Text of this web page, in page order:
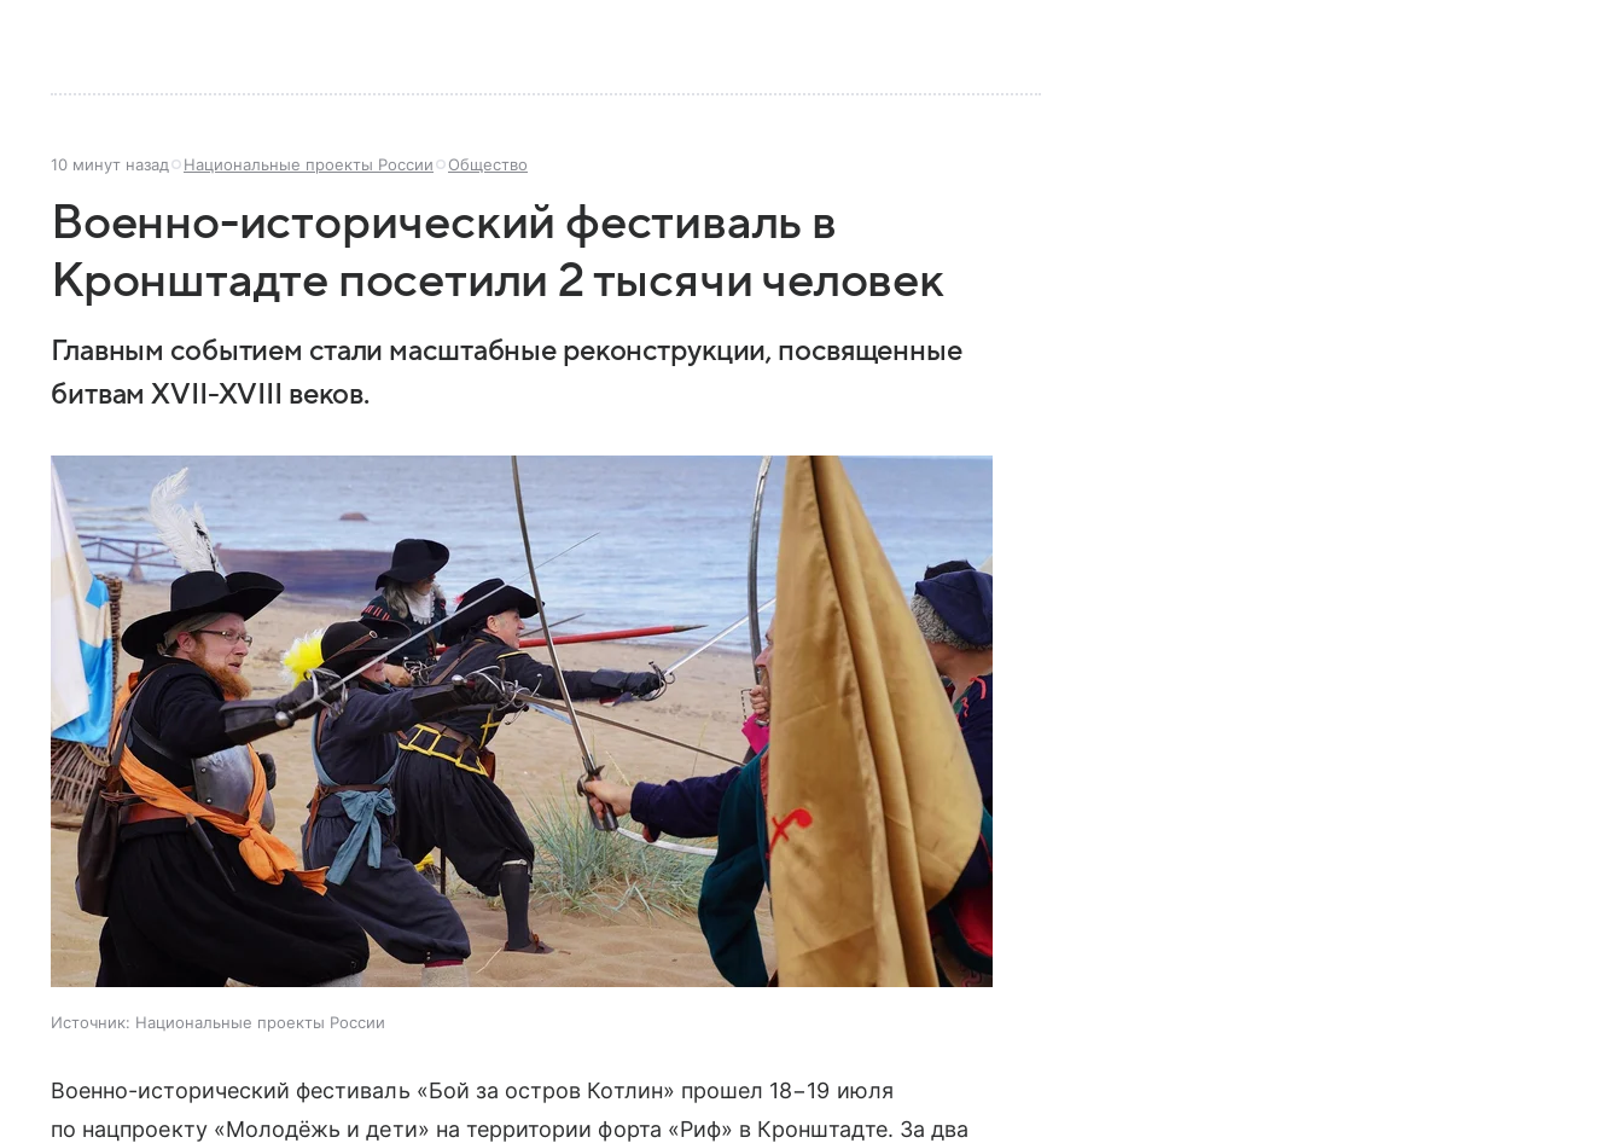
10 минут назад Национальные проекты России Общество
Военно-исторический фестиваль в
Кронштадте посетили 2 тысячи человек
Главным событием стали масштабные реконструкции, посвященные
битвам XVII-XVIII веков.
Источник: Национальные проекты России
Военно-исторический фестиваль «Бой за остров Котлин» прошел 18−19 июля
по нацпроекту «Молодёжь и дети» на территории форта «Риф» в Кронштадте. За два